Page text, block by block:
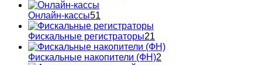
Онлайн-кассы51
Фискальные регистраторы21
Фискальные накопители (ФН)2